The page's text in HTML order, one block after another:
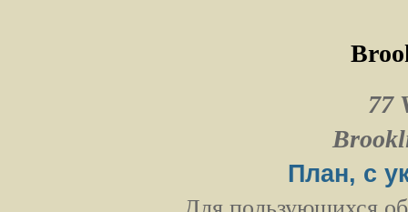
77
План, с